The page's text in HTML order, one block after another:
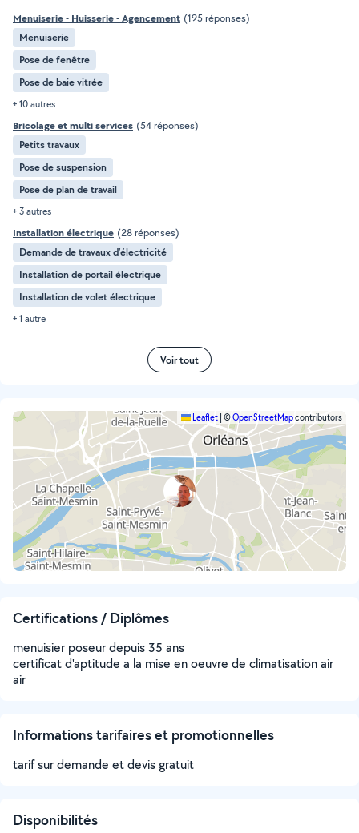
Menuiserie - Huisserie - Agencement (195 réponses)
Menuiserie
Pose de fenêtre
Pose de baie vitrée
+ 10 autres
Bricolage et multi services (54 réponses)
Petits travaux
Pose de suspension
Pose de plan de travail
+ 3 autres
Installation électrique (28 réponses)
Demande de travaux d’électricité
Installation de portail électrique
Installation de volet électrique
+ 1 autre
Voir tout
Leaflet ©OpenStreetMapcontributors
Certifications / Diplômes
menuisier poseur depuis 35 ans
certificat d'aptitude a la mise en oeuvre de climatisation air
air
Informations tarifaires et promotionnelles
tarif sur demande et devis gratuit
Disponibilités